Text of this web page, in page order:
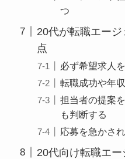
つ
20代が転職エー
点
必ず希望求人
転職成功や年
担当者の提案
も判断する
応募を急かさ
20代向け転職エ